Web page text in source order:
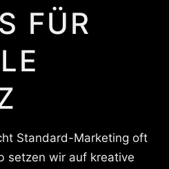
FÜR
Standard-Marketing oft
setzen wir auf kreative